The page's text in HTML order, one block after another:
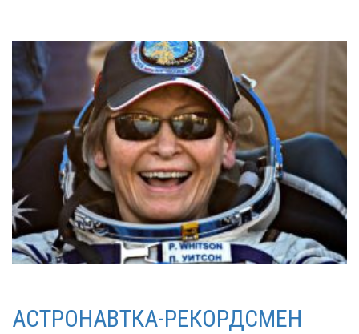
АСТРОНАВТКА-РЕКОРДСМЕН